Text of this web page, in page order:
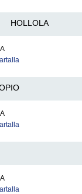
HOLLOLA